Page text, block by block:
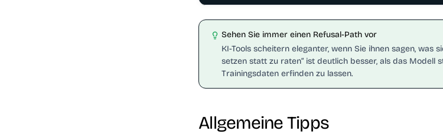
Sehen Sie immer einen Refusal-Path vor
KI-Tools scheitern eleganter, wenn Sie ihnen sagen, was
setzen statt zu raten“ ist deutlich besser, als das Modell
Trainingsdaten erfinden zu lassen.
Allgemeine Tipps